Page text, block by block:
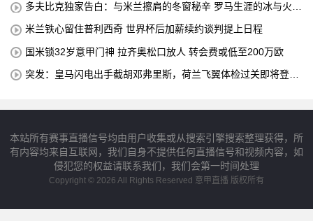
多夫比克独家告白：与米兰擦肩的冬窗秘辛 罗马生涯的冰与火之
米兰铁心留住普利西奇 世界杯后加薪续约谈判提上日程
国米锁32岁意甲门神 拉齐奥松口放人 转会费或低至200万欧
突发：皇马闪电出手截胡邓弗里斯，荷兰飞翼体检过关即将登陆
本站所有赛事直播信号均由用户收集或从搜索引擎搜索整理获得，所
有内容均来自互联网，我们自身不提供任何直播信号和视频内容，如
侵犯您的权益请联系我们，我们会第一时间处理
Copyright © 2026 All Rights Reserved 意甲直播 版权所有